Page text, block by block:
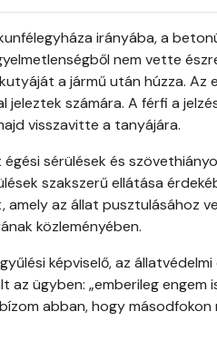
irányába, a
nem vette
a jármű után húzza. Az
számára. A férfi a
visszavitte a tanyájára.
sérülések és
szakszerű ellátása
amely az állat pusztulásához
közleményében.
képviselő, az állatvédelmi
ügyben: „emberileg engem
abban, hogy másodfokon